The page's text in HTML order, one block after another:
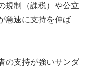
規制（課税）や公立
急速に支持を伸ば
の支持が強いサンダ